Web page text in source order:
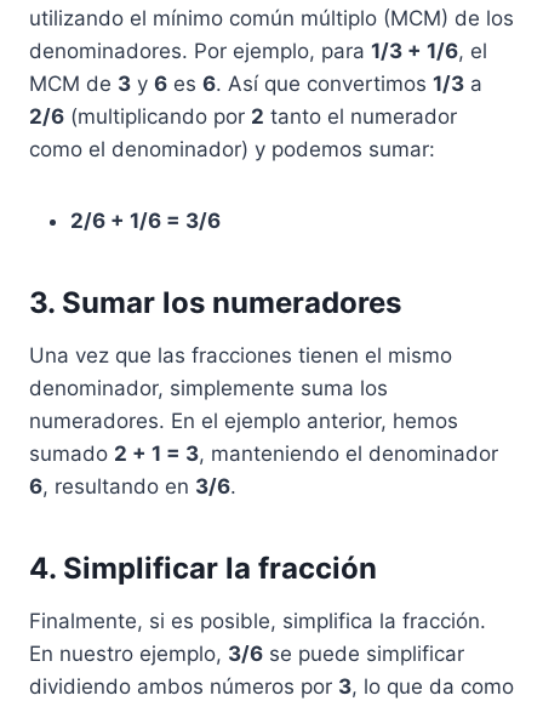
utilizando el mínimo común múltiplo (MCM) de los
denominadores. Por ejemplo, para 1/3 + 1/6, el
MCM de 3 y 6 es 6. Así que convertimos 1/3 a
2/6 (multiplicando por 2 tanto el numerador
como el denominador) y podemos sumar:
2/6 + 1/6 = 3/6
3. Sumar los numeradores
Una vez que las fracciones tienen el mismo
denominador, simplemente suma los
numeradores. En el ejemplo anterior, hemos
sumado 2 + 1 = 3, manteniendo el denominador
6, resultando en 3/6.
4. Simplificar la fracción
Finalmente, si es posible, simplifica la fracción.
En nuestro ejemplo, 3/6 se puede simplificar
dividiendo ambos números por 3, lo que da como